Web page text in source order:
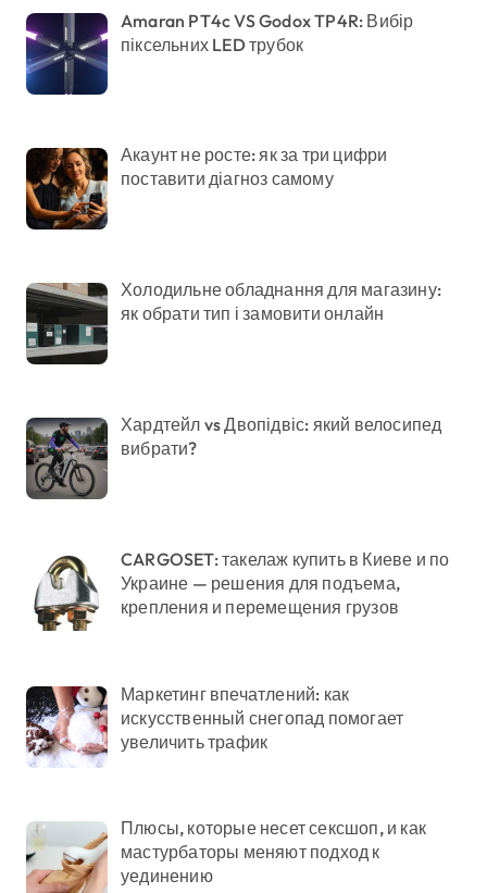
Amaran PT4c VS Godox TP4R: Вибір
піксельних LED трубок
Акаунт не росте: як за три цифри
поставити діагноз самому
Холодильне обладнання для магазину:
як обрати тип і замовити онлайн
Хардтейл vs Двопідвіс: який велосипед
вибрати?
CARGOSET: такелаж купить в Киеве и по
Украине — решения для подъема,
крепления и перемещения грузов
Маркетинг впечатлений: как
искусственный снегопад помогает
увеличить трафик
Плюсы, которые несет сексшоп, и как
мастурбаторы меняют подход к
уединению